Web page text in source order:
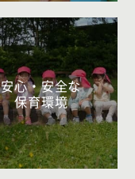
安心・安全な
保育環境